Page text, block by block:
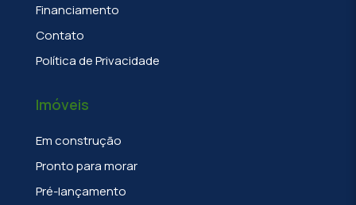
Financiamento
Contato
Política de Privacidade
Imóveis
Em construção
Pronto para morar
Pré-lançamento